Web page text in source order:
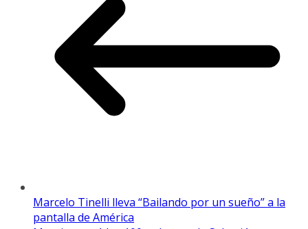
Marcelo Tinelli lleva “Bailando por un sueño” a la
pantalla de América